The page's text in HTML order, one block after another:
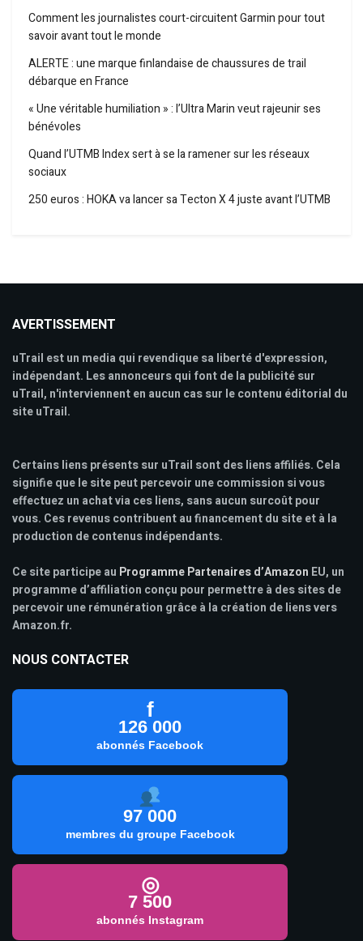
Comment les journalistes court-circuitent Garmin pour tout
savoir avant tout le monde
ALERTE : une marque finlandaise de chaussures de trail
débarque en France
« Une véritable humiliation » : l’Ultra Marin veut rajeunir ses
bénévoles
Quand l’UTMB Index sert à se la ramener sur les réseaux
sociaux
250 euros : HOKA va lancer sa Tecton X 4 juste avant l’UTMB
AVERTISSEMENT
uTrail est un media qui revendique sa liberté d'expression,
indépendant. Les annonceurs qui font de la publicité sur
uTrail, n'interviennent en aucun cas sur le contenu éditorial du
site uTrail.
Certains liens présents sur uTrail sont des liens affiliés. Cela
signifie que le site peut percevoir une commission si vous
effectuez un achat via ces liens, sans aucun surcoût pour
vous. Ces revenus contribuent au financement du site et à la
production de contenus indépendants.
Ce site participe au Programme Partenaires d’Amazon EU, un
programme d’affiliation conçu pour permettre à des sites de
percevoir une rémunération grâce à la création de liens vers
Amazon.fr.
NOUS CONTACTER
f
126 000
abonnés Facebook
97 000
membres du groupe Facebook
◎
7 500
abonnés Instagram